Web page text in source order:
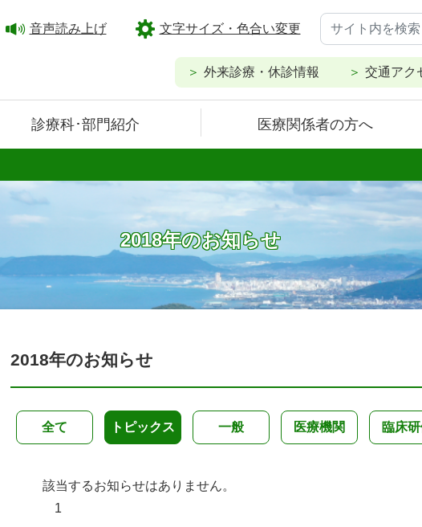
音声読み上げ 文字サイズ・色合い変更
外来診療・休診情報 交通アク
診療科･部門紹介 医療関係者の方へ
2018年のお知らせ
2018年のお知らせ
全て トピックス 一般 医療機関 臨床
該当するお知らせはありません。
1